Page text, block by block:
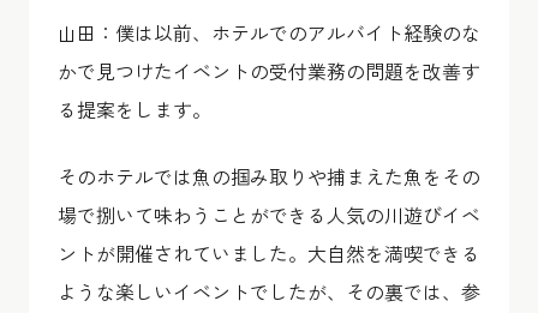
山田：僕は以前、ホテルでのアルバイト経験のな
かで見つけたイベントの受付業務の問題を改善す
る提案をします。
そのホテルでは魚の掴み取りや捕まえた魚をその
場で捌いて味わうことができる人気の川遊びイベ
ントが開催されていました。大自然を満喫できる
ような楽しいイベントでしたが、その裏では、参